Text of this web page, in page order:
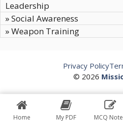
Leadership
» Social Awareness
» Weapon Training
© 2026
Privacy Policy
Home My PDF MCQ